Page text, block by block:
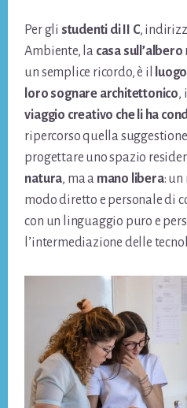
Per gli studenti di II C,
Ambiente, la casa sull’albero
un semplice ricordo, è il
loro sognare architettonico, il
viaggio creativo che li ha
ripercorso quella
progettare uno spazio
natura, ma a mano libera: un
modo diretto e personale di
con un linguaggio puro e
l’intermediazione delle